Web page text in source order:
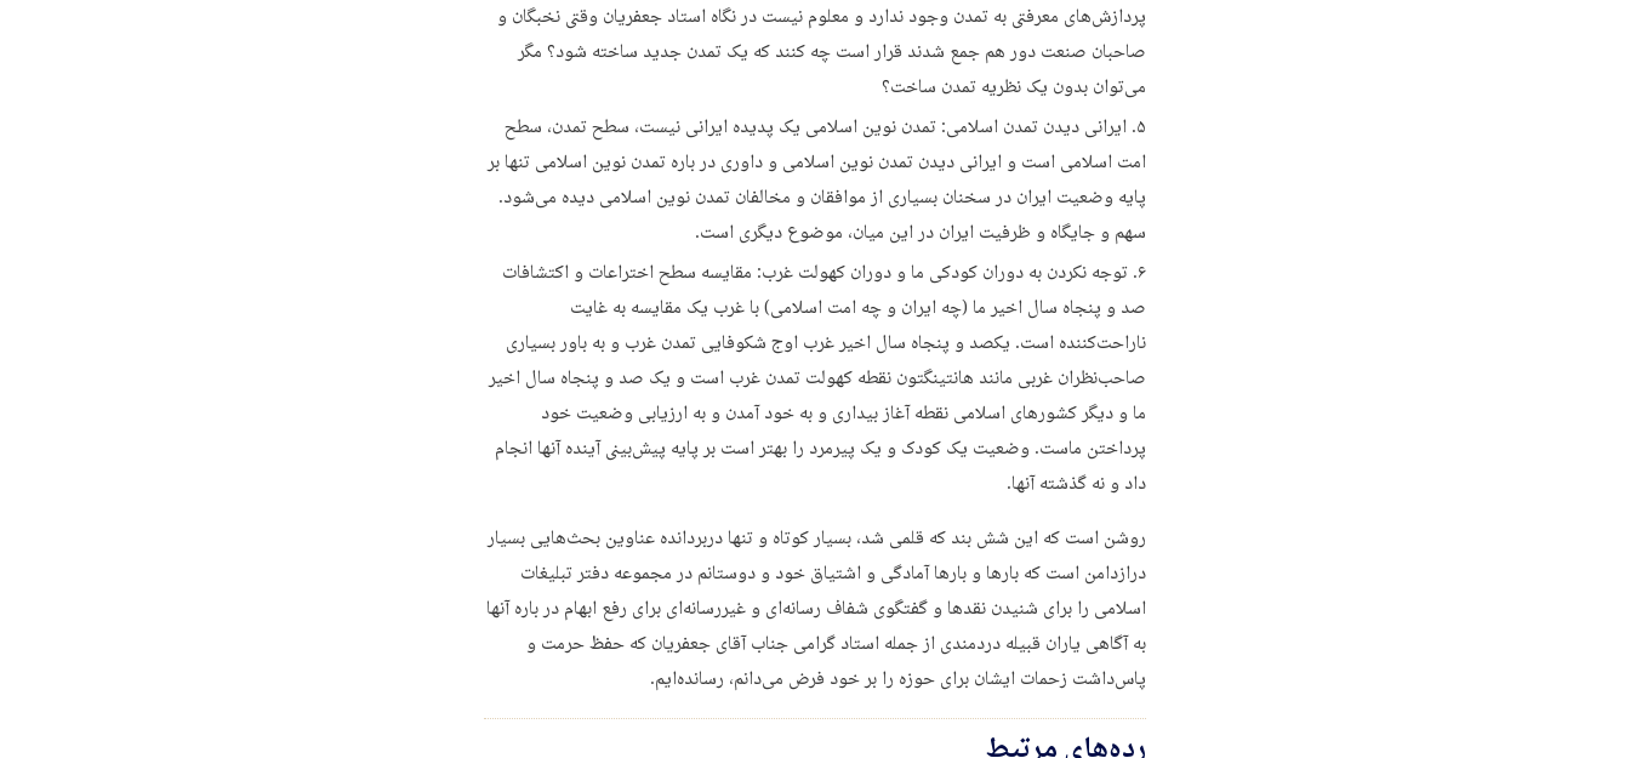
پردازش‌های معرفتی به تمدن وجود ندارد و معلوم نیست در نگاه استاد جعفریان وقتی نخبگان و
صاحبان صنعت دور هم جمع شدند قرار است چه کنند که یک تمدن جدید ساخته شود؟ مگر
می‌توان بدون یک نظریه تمدن ساخت؟
ایرانی دیدن تمدن اسلامی: تمدن نوین اسلامی یک پدیده ایرانی نیست، سطح تمدن، سطح
امت اسلامی است و ایرانی دیدن تمدن نوین اسلامی و داوری در باره تمدن نوین اسلامی تنها بر
پایه وضعیت ایران در سخنان بسیاری از موافقان و مخالفان تمدن نوین اسلامی دیده می‌شود.
سهم و جایگاه و ظرفیت ایران در این میان، موضوع دیگری است.
توجه نکردن به دوران کودکی ما و دوران کهولت غرب: مقایسه سطح اختراعات و اکتشافات
صد و پنجاه سال اخیر ما (چه ایران و چه امت اسلامی) با غرب یک مقایسه به غایت
ناراحت‌کننده است. یکصد و پنجاه سال اخیر غرب اوج شکوفایی تمدن غرب و به باور بسیاری
صاحب‌نظران غربی مانند هانتینگتون نقطه کهولت تمدن غرب است و یک صد و پنجاه سال اخیر
ما و دیگر کشورهای اسلامی نقطه آغاز بیداری و به خود آمدن و به ارزیابی وضعیت خود
پرداختن ماست. وضعیت یک کودک و یک پیرمرد را بهتر است بر پایه پیش‌بینی آینده آنها انجام
داد و نه گذشته آنها.
روشن است که این شش بند که قلمی شد، بسیار کوتاه و تنها دربردانده عناوین بحث‌هایی بسیار
درازدامن است که بارها و بارها آمادگی و اشتیاق خود و دوستانم در مجموعه دفتر تبلیغات
اسلامی را برای شنیدن نقدها و گفتگوی شفاف رسانه‌ای و غیررسانه‌ای برای رفع ابهام در باره آنها
به آگاهی یاران قبیله دردمندی از جمله استاد گرامی جناب آقای جعفریان که حفظ حرمت و
پاس‌داشت زحمات ایشان برای حوزه را بر خود فرض می‌دانم، رسانده‌ایم.